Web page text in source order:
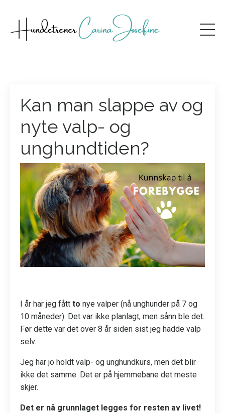
Kan man slappe av og
nyte valp- og
unghundtiden?
I år har jeg fått to nye valper (nå unghunder på 7 og
10 måneder). Det var ikke planlagt, men sånn ble det.
Før dette var det over 8 år siden sist jeg hadde valp
selv.
Jeg har jo holdt valp- og unghundkurs, men det blir
ikke det samme. Det er på hjemmebane det meste
skjer.
Det er nå grunnlaget legges for resten av livet!